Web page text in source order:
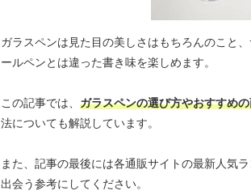
ガラスペンは見た目の美しさはもちろんのこと
ールペンとは違った書き味を楽しめます。
この記事では、 ガラスペンの選び方やおすすめ
法についても解説しています。
また、記事の最後には各通販サイトの最新人気
出会う参考にしてください。